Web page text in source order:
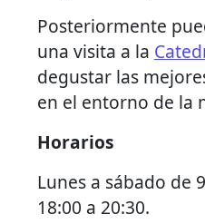
Posteriormente
una visita a la
degustar las
en el entorno de la
Horarios
Lunes a sábado de
18:00 a 20:30.